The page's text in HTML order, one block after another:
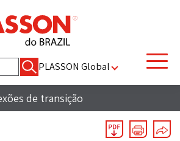
PLASSON Global
de transição